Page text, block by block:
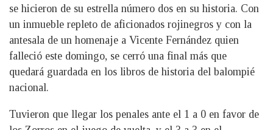
se hicieron de su estrella número dos en su historia. Con
un inmueble repleto de aficionados rojinegros y con la
antesala de un homenaje a Vicente Fernández quien
falleció este domingo, se cerró una final más que
quedará guardada en los libros de historia del balompié
nacional.
Tuvieron que llegar los penales ante el 1 a 0 en favor de